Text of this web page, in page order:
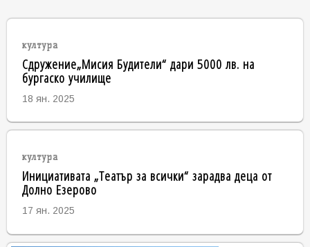
култура
Сдружение„Мисия Будители“ дари 5000 лв. на
бургаско училище
18 ян. 2025
култура
Инициативата „Театър за всички“ зарадва деца от
Долно Езерово
17 ян. 2025